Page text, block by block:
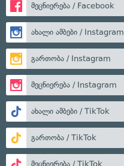
მეცნიერება / Facebook
ახალი ამბები / Instagram
გართობა / Instagram
მეცნიერება / Instagram
ახალი ამბები / TikTok
გართობა / TikTok
მეცნიერება / TikTok